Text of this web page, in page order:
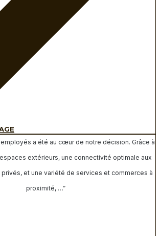
a été au cœur de notre décision. Grâce à
extérieurs, une connectivité optimale aux
et une variété de services et commerces à
proximité, …”